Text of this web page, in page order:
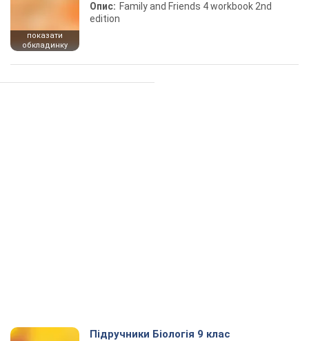
показати
обкладинку
Опис: Family and Friends 4 workbook 2nd
edition
Підручники Біологія 9 клас